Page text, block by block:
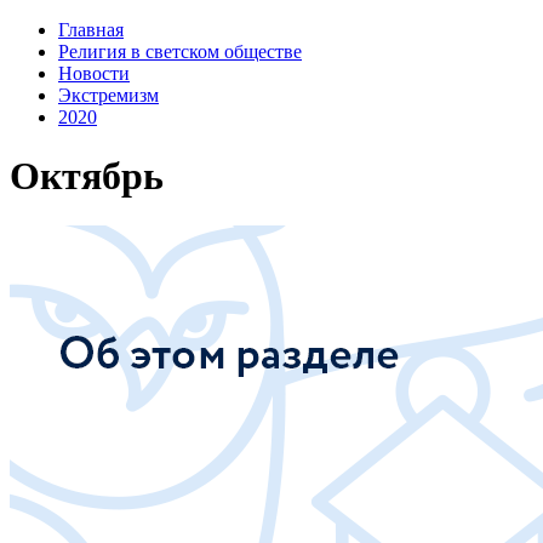
Главная
Религия в светском обществе
Новости
Экстремизм
2020
Октябрь